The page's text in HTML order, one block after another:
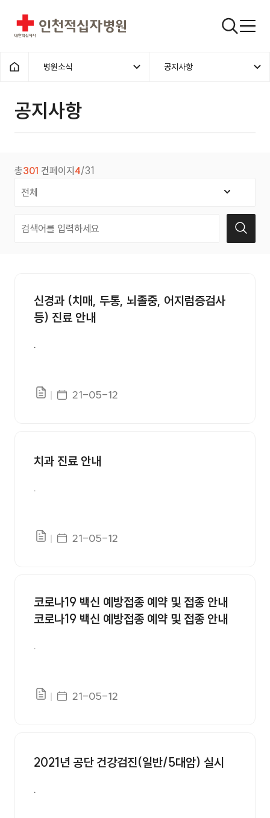
인천적십자병원 검색창
홈으로
병원소식 공지사항
공지사항
총301 건페이지 4/31
신경과 (치매, 두통, 뇌졸중, 어지럼증검사
등) 진료 안내
.
파일있음게시일자
21-05-12
치과 진료 안내
.
파일있음게시일자
21-05-12
코로나19 백신 예방접종 예약 및 접종 안내
코로나19 백신 예방접종 예약 및 접종 안내
.
파일있음게시일자
21-05-12
2021년 공단 건강검진(일반/5대암) 실시
.